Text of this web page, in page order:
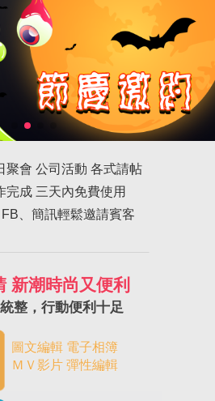
聚會 公司活動 各式請帖
完成 三天內免費使用
、簡訊輕鬆邀請賓客
新潮時尚又便利
整，行動便利十足
圖文編輯 電子相簿
ＭＶ影片 彈性編輯